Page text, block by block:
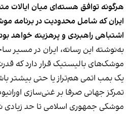
هرگونه توافق هسته‌ای میان ایالات
ایران که شامل محدودیت در برنامه
اشتباهی راهبردی و پرهزینه خواهد
به‌نوشته این رسانه، ایران در مسیر
موشک‌های بالیستیک قرار دارد که
یک بمب اتمی هم‌تراز یا حتی بیشتر
تمرکز جهانی صرفا بر غنی‌سازی
موشکی جمهوری اسلامی تا حد زیادی